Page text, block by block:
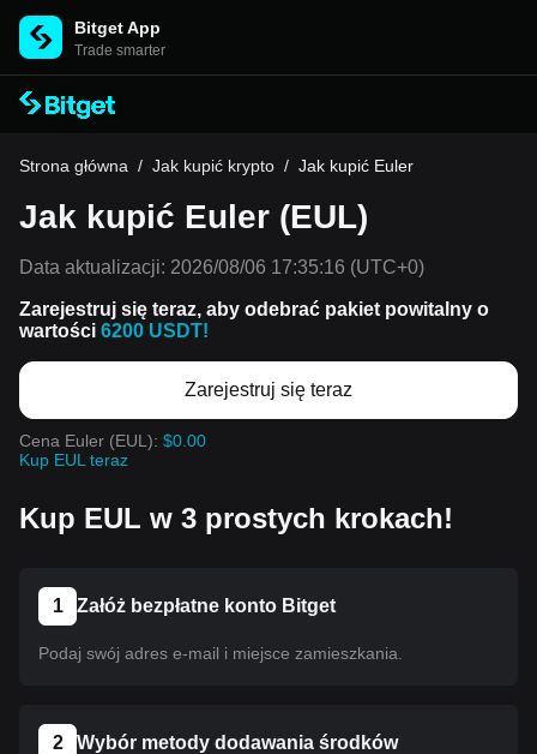
Bitget App
Trade smarter
Strona główna / Jak kupić krypto / Jak kupić Euler
Jak kupić Euler (EUL)
Data aktualizacji: 2026/08/06 17:35:16 (UTC+0)
Zarejestruj się teraz, aby odebrać pakiet powitalny o
wartości 6200 USDT!
Zarejestruj się teraz
Cena Euler (EUL): $0.00
Kup EUL teraz
Kup EUL w 3 prostych krokach!
1 Załóż bezpłatne konto Bitget
Podaj swój adres e-mail i miejsce zamieszkania.
2 Wybór metody dodawania środków